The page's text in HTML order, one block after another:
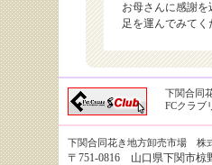
お母さんに感謝を
足を運んでみてく
下関合同
FCクラブ
下関合同花き地方卸売市場 株
〒751-0816 山口県下関市椋